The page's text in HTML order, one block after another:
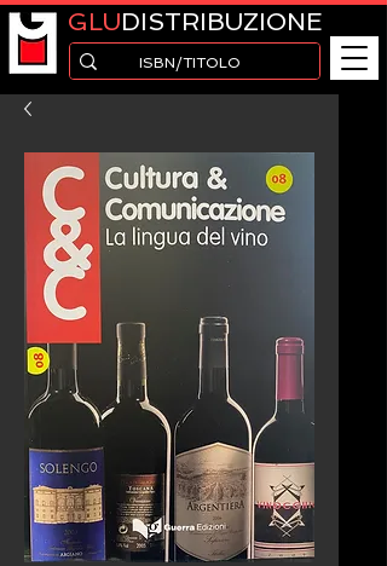
GLUDISTRIBUZIONE